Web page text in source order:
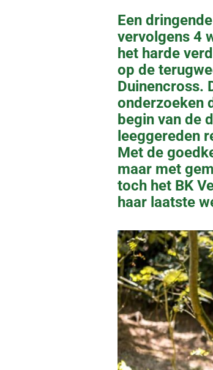
Een
vervolgens 4
het harde
op de
Duinencross.
onderzoeken
begin van de
leeggereden
Met de
maar met
toch het BK
haar laatste